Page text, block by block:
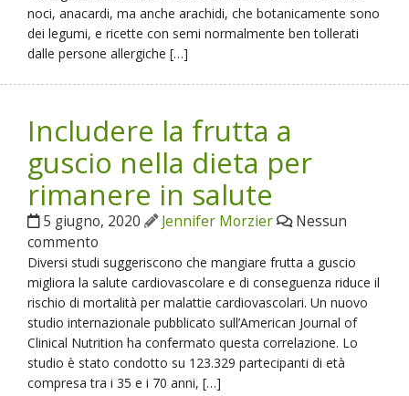
noci, anacardi, ma anche arachidi, che botanicamente sono
dei legumi, e ricette con semi normalmente ben tollerati
dalle persone allergiche […]
Includere la frutta a
guscio nella dieta per
rimanere in salute
5 giugno, 2020 Jennifer Morzier
Nessun
commento
Diversi studi suggeriscono che mangiare frutta a guscio
migliora la salute cardiovascolare e di conseguenza riduce il
rischio di mortalità per malattie cardiovascolari. Un nuovo
studio internazionale pubblicato sull’American Journal of
Clinical Nutrition ha confermato questa correlazione. Lo
studio è stato condotto su 123.329 partecipanti di età
compresa tra i 35 e i 70 anni, […]